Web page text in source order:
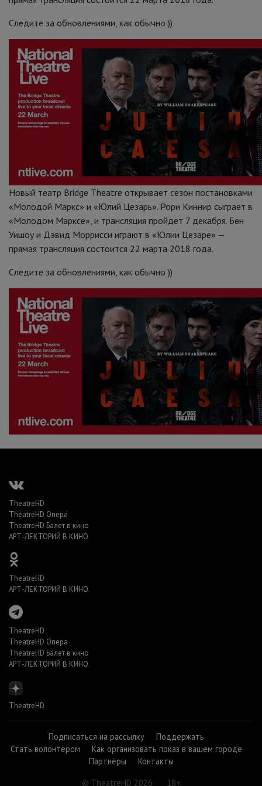
Следите за обновлениями, как обычно ))
Новый театр Bridge Theatre открывает сезон постановками
«Молодой Маркс» и «Юлий Цезарь». Рори Киннир сыграет в
«Молодом Марксе», и трансляция пройдет 7 декабря. Бен
Уишоу и Дэвид Моррисси играют в «Юлии Цезаре» —
прямая трансляция состоится 22 марта 2018 года.
Следите за обновлениями, как обычно ))
TheatreHD
TheatreHD Опера
TheatreHD Балет в кино
АРТ-ЛЕКТОРИЙ В КИНО
TheatreHD
АРТ-ЛЕКТОРИЙ В КИНО
TheatreHD
TheatreHD Опера
TheatreHD Балет в кино
АРТ-ЛЕКТОРИЙ В КИНО
TheatreHD
Подписаться на рассылку
Поддержать
Стать волонтёром
Как организовать показ в вашем городе
Партнёры
Контакты
© TheatreHD 2026
18+